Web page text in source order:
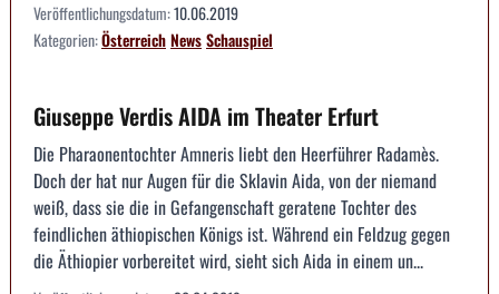
Veröffentlichungsdatum:10.06.2019
Kategorien:ÖsterreichNewsSchauspiel
Giuseppe Verdis AIDA im Theater Erfurt
Die Pharaonentochter Amneris liebt den Heerführer Radamès.
Doch der hat nur Augen für die Sklavin Aida, von der niemand
weiß, dass sie die in Gefangenschaft geratene Tochter des
feindlichen äthiopischen Königs ist. Während ein Feldzug gegen
die Äthiopier vorbereitet wird, sieht sich Aida in einem un...